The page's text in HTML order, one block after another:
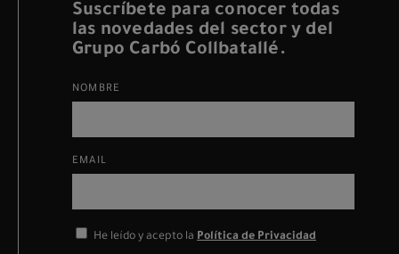
Suscríbete para conocer todas
las novedades del sector y del
Grupo Carbó Collbatallé.
NOMBRE
EMAIL
He leído y acepto la Política de Privacidad